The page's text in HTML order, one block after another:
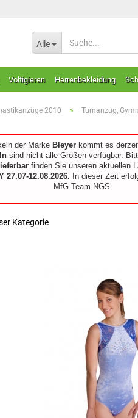
Alle
Voltigieren Herrenbekleidung
2010 » Turnanzug,
der Marke Bleyer kommt es
sind nicht alle Größen verfügbar.
finden Sie unseren aktuellen
27.07-12.08.2026. In dieser Zeit
MfG Team NGS
Kategorie